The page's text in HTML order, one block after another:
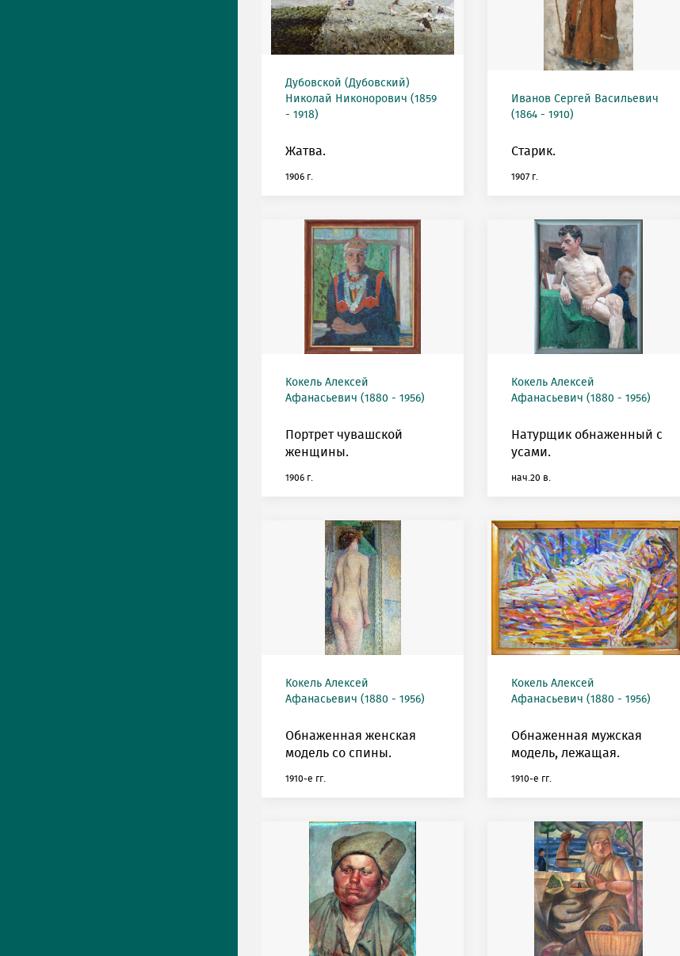
Дубовской (Дубовский)
Николай Никонорович (1859
- 1918)
Жатва.
1906 г.
Иванов Сергей Васильевич
(1864 - 1910)
Старик.
1907 г.
Кокель Алексей
Афанасьевич (1880 - 1956)
Портрет чувашской
женщины.
1906 г.
Кокель Алексей
Афанасьевич (1880 - 1956)
Натурщик обнаженный с
усами.
нач.20 в.
Кокель Алексей
Афанасьевич (1880 - 1956)
Обнаженная женская
модель со спины.
1910-е гг.
Кокель Алексей
Афанасьевич (1880 - 1956)
Обнаженная мужская
модель, лежащая.
1910-е гг.